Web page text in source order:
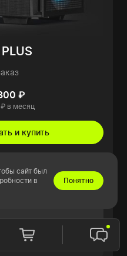
₽
в месяц
и купить
сайт был
в
Понятно